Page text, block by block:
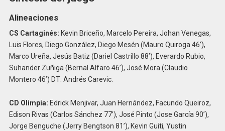
Alineaciones
CS Cartaginés: Kevin Briceño, Marcelo Pereira, Johan Venegas,
Luis Flores, Diego González, Diego Mesén (Mauro Quiroga 46’),
Marco Ureña, Jesús Batiz (Dariel Castrillo 88’), Everardo Rubio,
Suhander Zuñiga (Bernal Alfaro 46’), José Mora (Claudio
Montero 46’) DT: Andrés Carevic.
CD Olimpia: Edrick Menjivar, Juan Hernández, Facundo Queiroz,
Edison Rivas (Carlos Sánchez 77’), José Pinto (Jose García 90’),
Jorge Benguche (Jerry Bengtson 81’), Kevin Guiti, Yustin